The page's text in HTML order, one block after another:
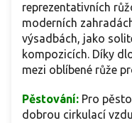
reprezentativních
moderních
výsadbách, jako
kompozicích. Díky
mezi oblíbené růže
Pěstování: Pro
dobrou cirkulací